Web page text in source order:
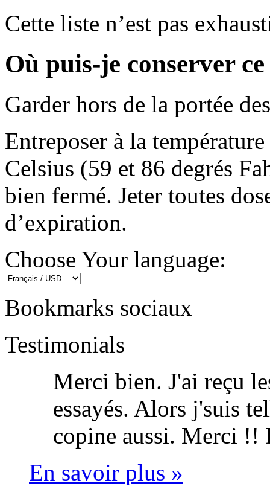
Cette liste n’est pas
Où puis-je conserver
Garder hors de la portée
Entreposer à la
Celsius (59 et 86 degrés
bien fermé. Jeter toutes
d’expiration.
Choose Your language:
Bookmarks sociaux
Testimonials
Merci bien. J'ai reçu
essayés. Alors j'suis
copine aussi. Merci !!
En savoir plus »